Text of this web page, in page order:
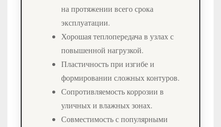
на протяжении всего срока
эксплуатации.
Хорошая теплопередача в узлах с
повышенной нагрузкой.
Пластичность при изгибе и
формировании сложных контуров.
Сопротивляемость коррозии в
уличных и влажных зонах.
Совместимость с популярными